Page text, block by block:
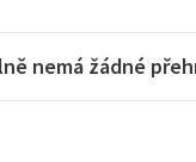
nemá žádné